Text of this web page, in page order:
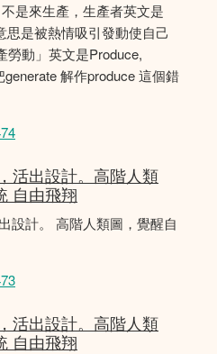
是來生產，生產者英文是
思是被熱情吸引發動使自己
勞動」英文是Produce,
解作produce 這個錯
活出設計。高階人類
自由飛翔
設計。 高階人類圖，覺醒自
活出設計。高階人類
自由飛翔